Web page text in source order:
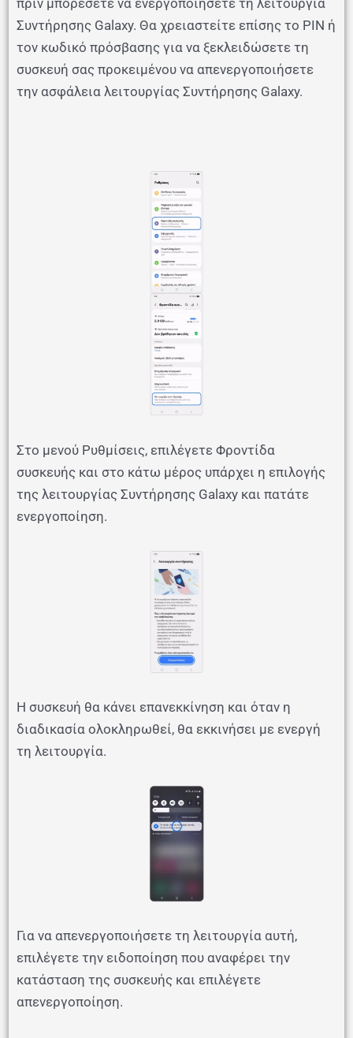
Συντήρησης Galaxy. Θα χρειαστείτε επίσης το PIN ή
τον κωδικό πρόσβασης για να ξεκλειδώσετε τη
συσκευή σας προκειμένου να απενεργοποιήσετε
την ασφάλεια λειτουργίας Συντήρησης Galaxy.
Στο μενού Ρυθμίσεις, επιλέγετε Φροντίδα
συσκευής και στο κάτω μέρος υπάρχει η επιλογής
της λειτουργίας Συντήρησης Galaxy και πατάτε
ενεργοποίηση.
Η συσκευή θα κάνει επανεκκίνηση και όταν η
διαδικασία ολοκληρωθεί, θα εκκινήσει με ενεργή
τη λειτουργία.
Για να απενεργοποιήσετε τη λειτουργία αυτή,
επιλέγετε την ειδοποίηση που αναφέρει την
κατάσταση της συσκευής και επιλέγετε
απενεργοποίηση.